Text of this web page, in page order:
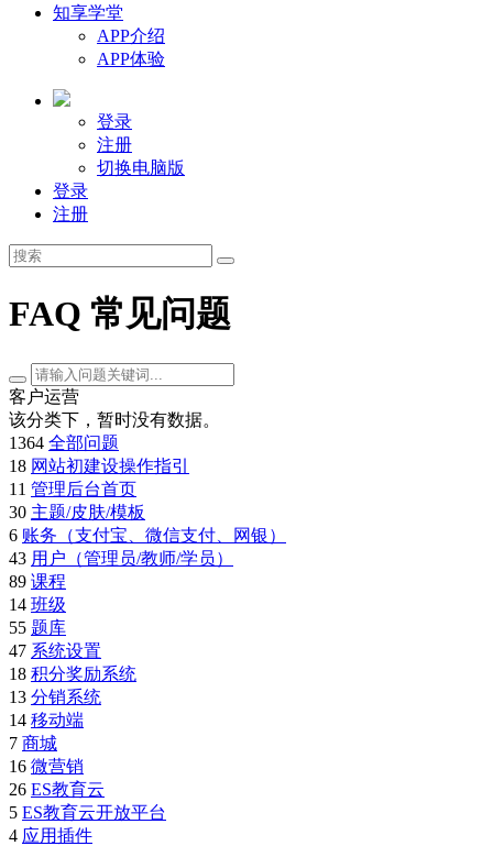
知享学堂
APP介绍
APP体验
登录
注册
切换电脑版
登录
注册
FAQ 常见问题
客户运营
该分类下，暂时没有数据。
1364 全部问题
18 网站初建设操作指引
11 管理后台首页
30 主题/皮肤/模板
6 账务（支付宝、微信支付、网银）
43 用户（管理员/教师/学员）
89 课程
14 班级
55 题库
47 系统设置
18 积分奖励系统
13 分销系统
14 移动端
7 商城
16 微营销
26 ES教育云
5 ES教育云开放平台
4 应用插件